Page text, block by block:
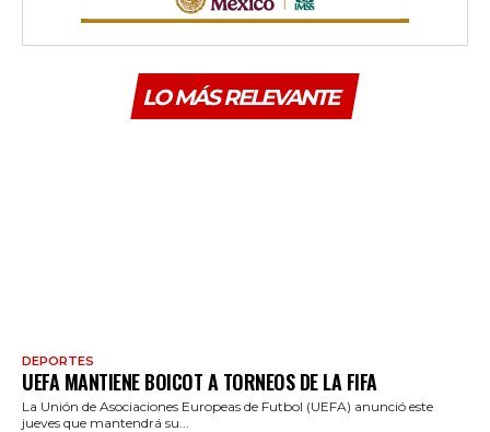
LO MÁS RELEVANTE
DEPORTES
UEFA MANTIENE BOICOT A TORNEOS DE LA FIFA
La Unión de Asociaciones Europeas de Futbol (UEFA) anunció este
jueves que mantendrá su...